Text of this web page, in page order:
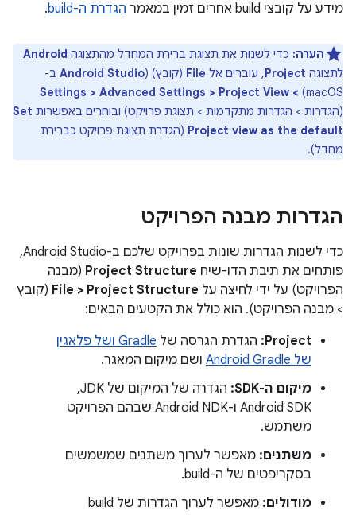
מידע על קובצי build אחרים זמין במאמר
הגדרת ה-build .
הערה: כדי לשנות את תצוגת ברירת המחדל מהתצוגה Android
לתצוגה Project, עוברים אל File (קובץ) (Android Studio ב-
macOS)
> Settings > Advanced Settings > Project View
(הגדרות > הגדרות מתקדמות > תצוגת פרויקט) ובוחרים באפשרות Set
Project view as the default (הגדרת תצוגת פרויקט כברירת
מחדל).
הגדרות מבנה הפרויקט
כדי לשנות הגדרות שונות בפרויקט שלכם ב-Android Studio,
פותחים את תיבת הדו-שיח Project Structure (מבנה
הפרויקט) על ידי לחיצה על File > Project Structure (קובץ
> מבנה הפרויקט). הוא כולל את הקטעים הבאים:
Project: הגדרת הגרסה של
Gradle ושל פלאגין
של Android Gradle
ושם מיקום המאגר.
מיקום ה-SDK:
הגדרה של המיקום של JDK,‏
Android SDK ו-Android NDK שבהם הפרויקט
משתמש.
משתנים: מאפשר לערוך משתנים שמשמשים
בסקריפטים של ה-build.
מודולים:
מאפשר לערוך הגדרות של build